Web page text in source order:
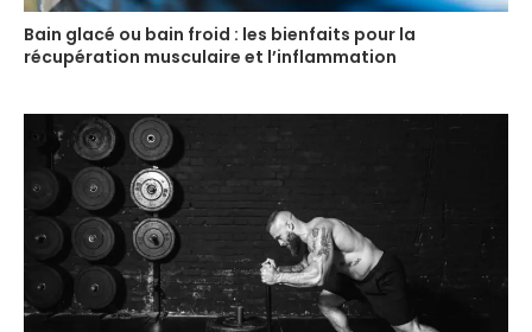
Bain glacé ou bain froid : les bienfaits pour la
récupération musculaire et l’inflammation